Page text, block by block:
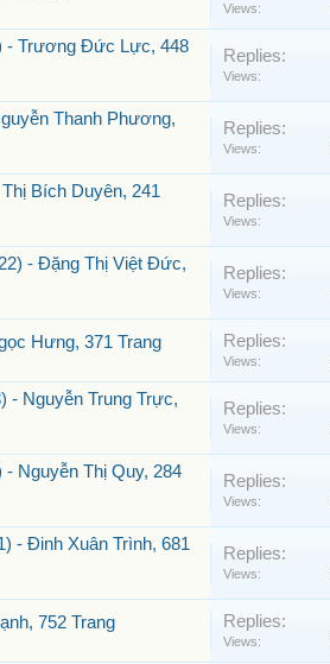
Views:
- Trương Đức Lực, 448
Replies:
Views:
Thanh Phương,
Replies:
Views:
Bích Duyên, 241
Replies:
Views:
- Đặng Thị Việt Đức,
Replies:
Views:
Hưng, 371 Trang Replies:
Views:
- Nguyễn Trung Trực,
Replies:
Views:
Nguyễn Thị Quy, 284
Replies:
Views:
- Đinh Xuân Trình, 681
Replies:
Views:
752 Trang Replies:
Views: